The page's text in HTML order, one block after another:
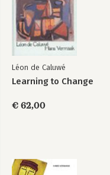
De logica van de
Léon de Caluwé
Learning to Change
€ 62,00